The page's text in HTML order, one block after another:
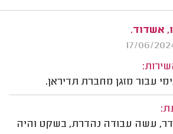
אשדוד.
עבור מזגן מחברת תדיראן.
עשה עבודה נהדרת, בשקט והיה